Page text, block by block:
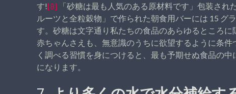
す![8]
「砂糖は最も人気のある原材料です」包装さ
ルーツと全粒穀物」で作られた朝食用バーには 15 グ
す。砂糖は文字通り私たちの食品のあらゆるところ
赤ちゃんさえも、無意識のうちに欲望するように条
く調べる習慣を身につけると、最も予期せぬ食品の
になります。